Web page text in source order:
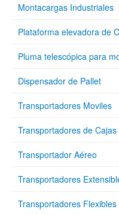
Montacargas Industriales
Plataforma elevadora de
Pluma telescópica para
Dispensador de Pallet
Transportadores Moviles
Transportadores de Cajas
Transportador Aéreo
Transportadores
Transportadores Flexibles